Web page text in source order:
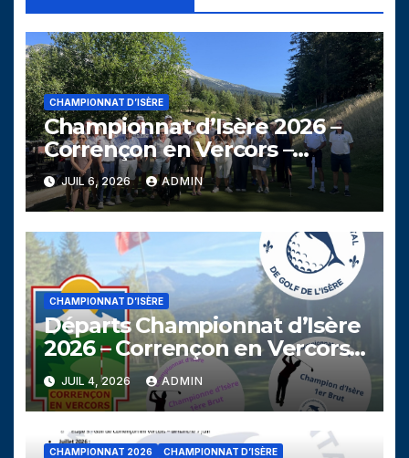
CHAMPIONNAT D’ISÈRE
Championnat d’Isère 2026 –
Corrençon en Vercors –
Dimanche 5 juillet
JUIL 6, 2026 ADMIN
CHAMPIONNAT D’ISÈRE
Départs Championnat d’Isère
2026 – Corrençon en Vercors –
5 juillet 2026
JUIL 4, 2026 ADMIN
CHAMPIONNAT 2026
CHAMPIONNAT D’ISÈRE